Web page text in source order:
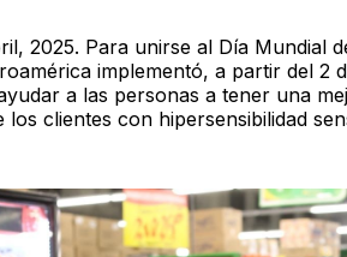
2025. Para unirse al Día Mundial
implementó, a partir del 2
a las personas a tener una
los clientes con hipersensibilidad